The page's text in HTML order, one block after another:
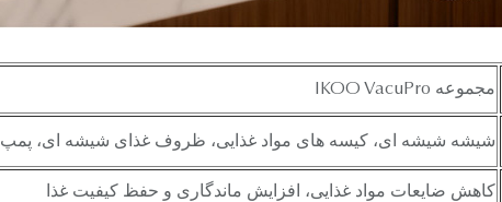
مجموعه IKOO VacuPro
شیشه شیشه ای، کیسه های مواد غذایی، ظروف غذای شیشه ای، پمپ
کاهش ضایعات مواد غذایی، افزایش ماندگاری و حفظ کیفیت غذا